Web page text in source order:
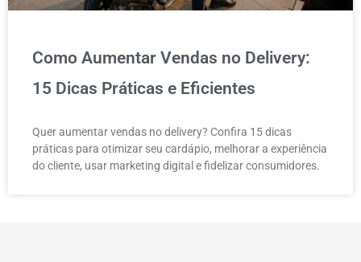
Como Aumentar Vendas no Delivery:
15 Dicas Práticas e Eficientes
Quer aumentar vendas no delivery? Confira 15 dicas
práticas para otimizar seu cardápio, melhorar a experiência
do cliente, usar marketing digital e fidelizar consumidores.